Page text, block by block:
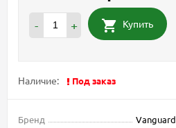
- + Купить
Наличие: Под заказ
Бренд Vanguard